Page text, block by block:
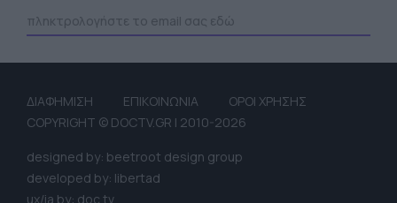
ΔΙΑΦΗΜΙΣΗ ΕΠΙΚΟΙΝΩΝΙΑ
ΟΡΟΙ ΧΡΗΣΗΣ
COPYRIGHT © DOCTV.GR | 2010-2026
designed by: beetroot design group
developed by: libertad
ux/ia by: doc tv